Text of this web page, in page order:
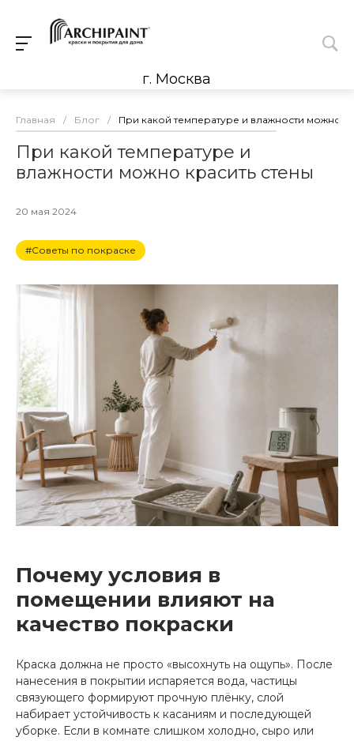
г. Москва
Главная / Блог / При какой температуре и влажности можно
При какой температуре и
влажности можно красить стены
20 мая 2024
#Советы по покраске
Почему условия в
помещении влияют на
качество покраски
Краска должна не просто «высохнуть на ощупь». После
нанесения в покрытии испаряется вода, частицы
связующего формируют прочную плёнку, слой
набирает устойчивость к касаниям и последующей
уборке. Если в комнате слишком холодно, сыро или